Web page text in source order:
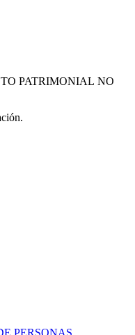
PATRIMONIAL NO